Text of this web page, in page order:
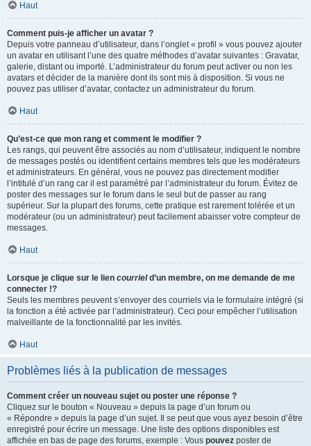
Haut
Comment puis-je afficher un avatar ?
Depuis votre panneau d’utilisateur, dans l’onglet « profil » vous pouvez ajouter
un avatar en utilisant l’une des quatre méthodes d’avatar suivantes : Gravatar,
galerie, distant ou importé. L’administrateur du forum peut activer ou non les
avatars et décider de la manière dont ils sont mis à disposition. Si vous ne
pouvez pas utiliser d’avatar, contactez un administrateur du forum.
Haut
Qu’est-ce que mon rang et comment le modifier ?
Les rangs, qui peuvent être associés au nom d’utilisateur, indiquent le nombre
de messages postés ou identifient certains membres tels que les modérateurs
et administrateurs. En général, vous ne pouvez pas directement modifier
l’intitulé d’un rang car il est paramétré par l’administrateur du forum. Évitez de
poster des messages sur le forum dans le seul but de passer au rang
supérieur. Sur la plupart des forums, cette pratique est rarement tolérée et un
modérateur (ou un administrateur) peut facilement abaisser votre compteur de
messages.
Haut
Lorsque je clique sur le lien courrield’un membre, on me demande de me
connecter !?
Seuls les membres peuvent s’envoyer des courriels via le formulaire intégré (si
la fonction a été activée par l’administrateur). Ceci pour empêcher l’utilisation
malveillante de la fonctionnalité par les invités.
Haut
Problèmes liés à la publication de messages
Comment créer un nouveau sujet ou poster une réponse ?
Cliquez sur le bouton « Nouveau » depuis la page d’un forum ou
« Répondre » depuis la page d’un sujet. Il se peut que vous ayez besoin d’être
enregistré pour écrire un message. Une liste des options disponibles est
affichée en bas de page des forums, exemple : Vous pouvez poster de